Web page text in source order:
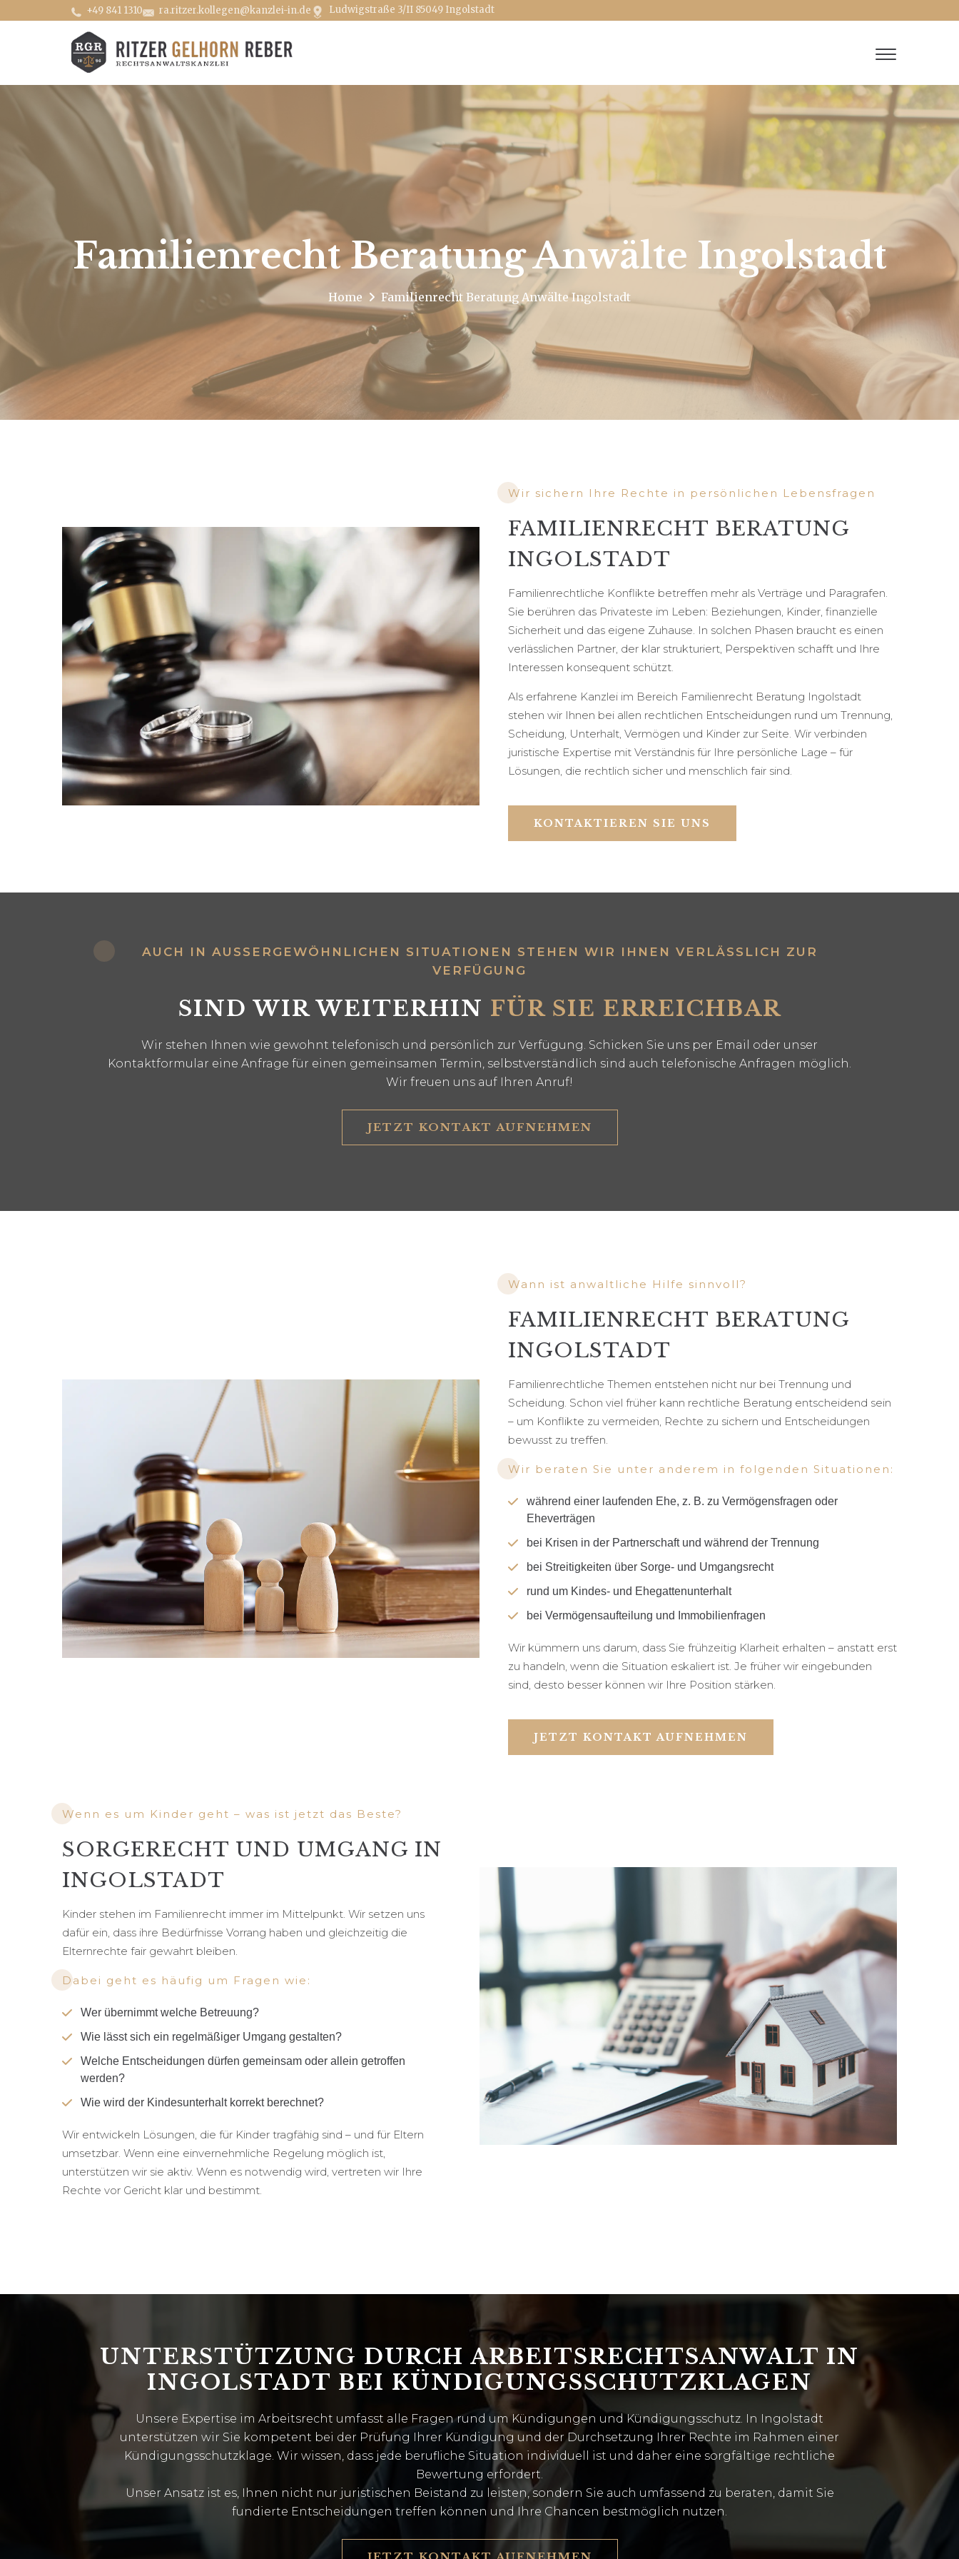
+49 841 1310 ra.ritzer.kollegen@kanzlei-in.de Ludwigstraße 3/II 85049 Ingolstadt
Familienrecht Beratung Anwälte Ingolstadt
Home Familienrecht Beratung Anwälte Ingolstadt
Wir sichern Ihre Rechte in persönlichen Lebensfragen
FAMILIENRECHT BERATUNG
INGOLSTADT
Familienrechtliche Konflikte betreffen mehr als Verträge und Paragrafen.
Sie berühren das Privateste im Leben: Beziehungen, Kinder, finanzielle
Sicherheit und das eigene Zuhause. In solchen Phasen braucht es einen
verlässlichen Partner, der klar strukturiert, Perspektiven schafft und Ihre
Interessen konsequent schützt.
Als erfahrene Kanzlei im Bereich Familienrecht Beratung Ingolstadt
stehen wir Ihnen bei allen rechtlichen Entscheidungen rund um Trennung,
Scheidung, Unterhalt, Vermögen und Kinder zur Seite. Wir verbinden
juristische Expertise mit Verständnis für Ihre persönliche Lage – für
Lösungen, die rechtlich sicher und menschlich fair sind.
KONTAKTIEREN SIE UNS
AUCH IN AUSSERGEWÖHNLICHEN SITUATIONEN STEHEN WIR IHNEN VERLÄSSLICH ZUR V
ERFÜGUNG
SIND WIR WEITERHIN FÜR SIE ERREICHBAR
Wir stehen Ihnen wie gewohnt telefonisch und persönlich zur Verfügung. Schicken Sie uns per Email oder unser
Kontaktformular eine Anfrage für einen gemeinsamen Termin, selbstverständlich sind auch telefonische Anfragen möglich.
Wir freuen uns auf Ihren Anruf!
JETZT KONTAKT AUFNEHMEN
Wann ist anwaltliche Hilfe sinnvoll?
FAMILIENRECHT BERATUNG
INGOLSTADT
Familienrechtliche Themen entstehen nicht nur bei Trennung und
Scheidung. Schon viel früher kann rechtliche Beratung entscheidend sein
– um Konflikte zu vermeiden, Rechte zu sichern und Entscheidungen
bewusst zu treffen.
Wir beraten Sie unter anderem in folgenden Situationen:
während einer laufenden Ehe, z. B. zu Vermögensfragen oder
Eheverträgen
bei Krisen in der Partnerschaft und während der Trennung
bei Streitigkeiten über Sorge- und Umgangsrecht
rund um Kindes- und Ehegattenunterhalt
bei Vermögensaufteilung und Immobilienfragen
Wir kümmern uns darum, dass Sie frühzeitig Klarheit erhalten – anstatt erst
zu handeln, wenn die Situation eskaliert ist. Je früher wir eingebunden
sind, desto besser können wir Ihre Position stärken.
JETZT KONTAKT AUFNEHMEN
Wenn es um Kinder geht – was ist jetzt das Beste?
SORGERECHT UND UMGANG IN
INGOLSTADT
Kinder stehen im Familienrecht immer im Mittelpunkt. Wir setzen uns
dafür ein, dass ihre Bedürfnisse Vorrang haben und gleichzeitig die
Elternrechte fair gewahrt bleiben.
Dabei geht es häufig um Fragen wie:
Wer übernimmt welche Betreuung?
Wie lässt sich ein regelmäßiger Umgang gestalten?
Welche Entscheidungen dürfen gemeinsam oder allein getroffen
werden?
Wie wird der Kindesunterhalt korrekt berechnet?
Wir entwickeln Lösungen, die für Kinder tragfähig sind – und für Eltern
umsetzbar. Wenn eine einvernehmliche Regelung möglich ist,
unterstützen wir sie aktiv. Wenn es notwendig wird, vertreten wir Ihre
Rechte vor Gericht klar und bestimmt.
UNTERSTÜTZUNG DURCH ARBEITSRECHTSANWALT IN
INGOLSTADT BEI KÜNDIGUNGSSCHUTZKLAGEN
Unsere Expertise im Arbeitsrecht umfasst alle Fragen rund um Kündigungen und Kündigungsschutz. In Ingolstadt
unterstützen wir Sie kompetent bei der Prüfung Ihrer Kündigung und der Durchsetzung Ihrer Rechte im Rahmen einer
Kündigungsschutzklage. Wir wissen, dass jede berufliche Situation individuell ist und daher eine sorgfältige rechtliche
Bewertung erfordert.
Unser Ansatz ist es, Ihnen nicht nur juristischen Beistand zu leisten, sondern Sie auch umfassend zu beraten, damit Sie
fundierte Entscheidungen treffen können und Ihre Chancen bestmöglich nutzen.